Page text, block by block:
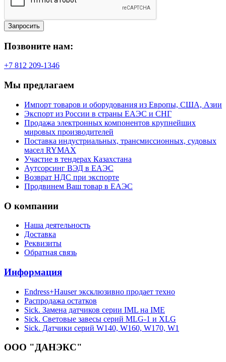
Запросить
Позвоните нам:
+7 812 209-1346
Мы предлагаем
Импорт товаров и оборудования из Европы, США, Азии
Экспорт из России в страны ЕАЭС и СНГ
Продажа электронных компонентов крупнейших
мировых производителей
Поставка индустриальных, трансмиссионных, судовых
масел RYMAX
Участие в тендерах Казахстана
Аутсорсинг ВЭД в ЕАЭС
Возврат НДС при экспорте
Продвинем Ваш товар в ЕАЭС
О компании
Наша деятельность
Доставка
Реквизиты
Обратная связь
Информация
Endress+Hauser эксклюзивно продает техно
Распродажа остатков
Sick. Замена датчиков серии IML на IME
Sick. Световые завесы серий MLG-1 и XLG
Sick. Датчики серий W140, W160, W170, W1
ООО "ДАНЭКС"